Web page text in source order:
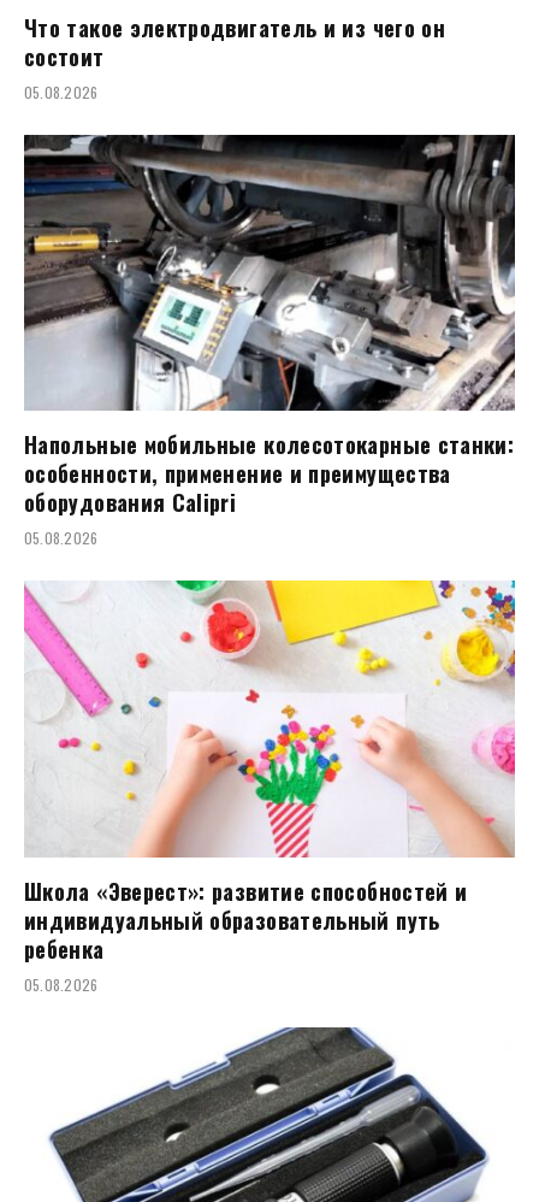
Что такое электродвигатель и из чего он
состоит
05.08.2026
Напольные мобильные колесотокарные станки:
особенности, применение и преимущества
оборудования Calipri
05.08.2026
Школа «Эверест»: развитие способностей и
индивидуальный образовательный путь
ребенка
05.08.2026